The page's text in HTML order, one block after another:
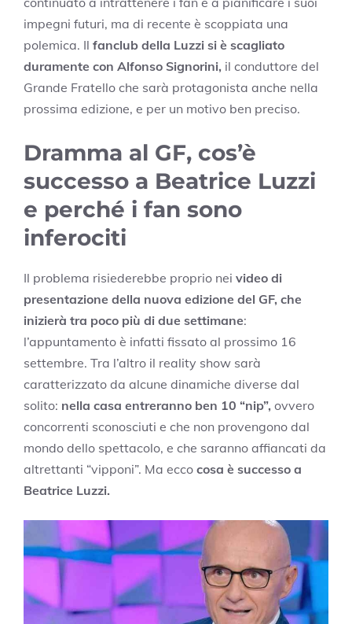
impegni futuri, ma di recente è scoppiata una
polemica. Il fanclub della Luzzi si è scagliato
duramente con Alfonso Signorini, il conduttore del
Grande Fratello che sarà protagonista anche nella
prossima edizione, e per un motivo ben preciso.
Dramma al GF, cos’è
successo a Beatrice Luzzi
e perché i fan sono
inferociti
Il problema risiederebbe proprio nei video di
presentazione della nuova edizione del GF, che
inizierà tra poco più di due settimane:
l’appuntamento è infatti fissato al prossimo 16
settembre. Tra l’altro il reality show sarà
caratterizzato da alcune dinamiche diverse dal
solito: nella casa entreranno ben 10 “nip”, ovvero
concorrenti sconosciuti e che non provengono dal
mondo dello spettacolo, e che saranno affiancati da
altrettanti “vipponi”. Ma ecco cosa è successo a
Beatrice Luzzi.